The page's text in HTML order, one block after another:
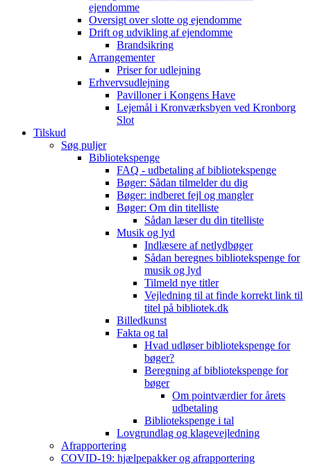
ejendomme
Oversigt over slotte og ejendomme
Drift og udvikling af ejendomme
Brandsikring
Arrangementer
Priser for udlejning
Erhvervsudlejning
Pavilloner i Kongens Have
Lejemål i Kronværksbyen ved Kronborg
Slot
Tilskud
Søg puljer
Bibliotekspenge
FAQ - udbetaling af bibliotekspenge
Bøger: Sådan tilmelder du dig
Bøger: indberet fejl og mangler
Bøger: Om din titelliste
Sådan læser du din titelliste
Musik og lyd
Indlæsere af netlydbøger
Sådan beregnes bibliotekspenge for
musik og lyd
Tilmeld nye titler
Vejledning til at finde korrekt link til
titel på bibliotek.dk
Billedkunst
Fakta og tal
Hvad udløser bibliotekspenge for
bøger?
Beregning af bibliotekspenge for
bøger
Om pointværdier for årets
udbetaling
Bibliotekspenge i tal
Lovgrundlag og klagevejledning
Afrapportering
COVID-19: hjælpepakker og afrapportering